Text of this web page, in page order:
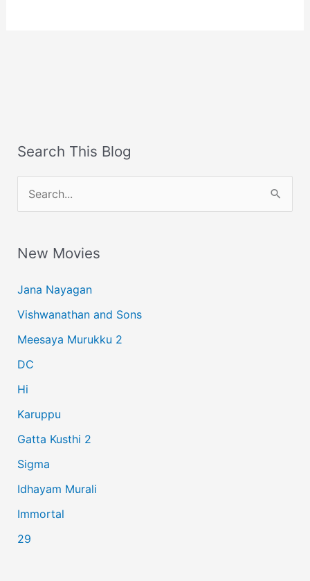
Search This Blog
e
r
h
f
o
r
:
New Movies
Jana Nayagan
Vishwanathan and Sons
Meesaya Murukku 2
DC
Hi
Karuppu
Gatta Kusthi 2
Sigma
Idhayam Murali
Immortal
29